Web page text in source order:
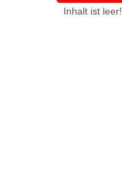
Inhalt ist leer!